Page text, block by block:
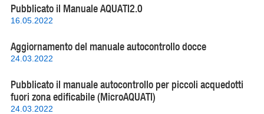
Pubblicato il Manuale AQUATI2.0
16.05.2022
Aggiornamento del manuale autocontrollo docce
24.03.2022
Pubblicato il manuale autocontrollo per piccoli acquedotti
fuori zona edificabile (MicroAQUATI)
24.03.2022